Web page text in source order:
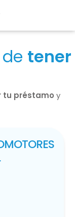
tener
tu préstamo y